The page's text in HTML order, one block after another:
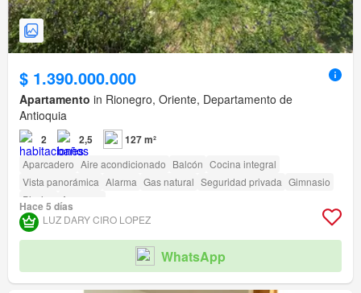
$ 1.390.000.000
Apartamento in Rionegro, Oriente, Departamento de
Antioquia
2 2,5 127 m²
Aparcadero Aire acondicionado Balcón Cocina integral
Vista panorámica Alarma Gas natural Seguridad privada Gimnasio
Piscina
Ascensor
Hace 5 días
LUZ DARY CIRO LOPEZ
WhatsApp